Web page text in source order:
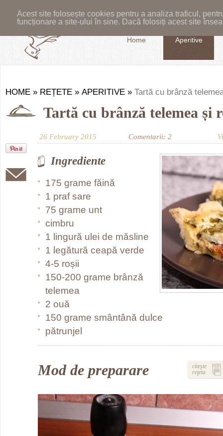
Acest site folosește cookies pentru a analiza traficul,
funcționare a site-ului în sine. Dacă folosiți acest site
Home Aperitive
HOME » REȚETE » APERITIVE » Tartă cu brânză
Tartă cu brânză telemea și
26 February 2015 Comentarii: 2
Ingrediente
175 grame făină
1 praf sare
75 grame unt
cimbru
1 lingură ulei de măsline
1 legătură ceapă verde
4-5 roșii
150-200 grame brânză
telemea
2 ouă
150 grame smântână dulce
pătrunjel
Mod de preparare
citeşte
reţeta